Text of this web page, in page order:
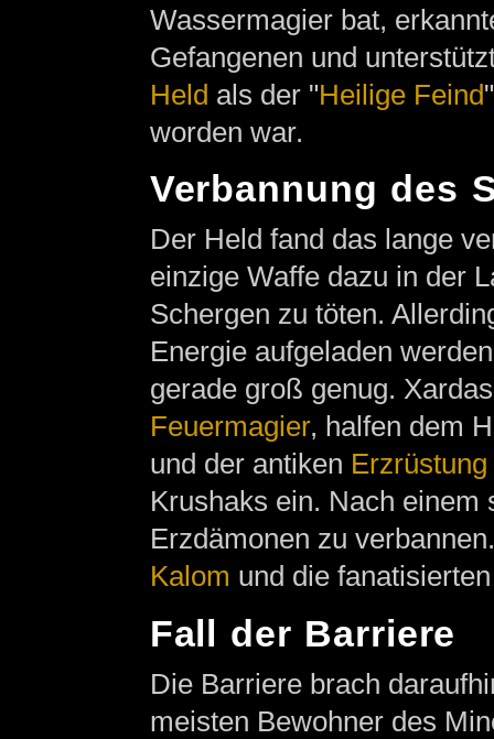
Wassermagier bat,
Gefangenen und
Held als der "Heilige Feind
worden war.
Verbannung des
Der Held fand das lange
einzige Waffe dazu in der
Schergen zu töten.
Energie aufgeladen
gerade groß genug.
Feuermagier, halfen dem
und der antiken Erzrüstung
Krushaks ein. Nach einem
Erzdämonen zu
Kalom und die
Fall der Barriere
Die Barriere brach
meisten Bewohner des